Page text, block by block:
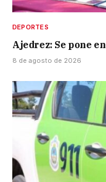
DEPORTES
Ajedrez: Se pone
8 de agosto de 2026